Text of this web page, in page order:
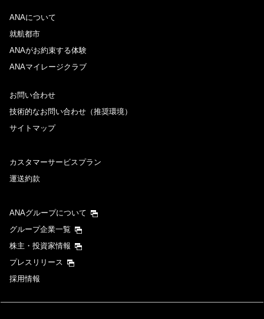
ANAについて
就航都市
ANAがお約束する体験
ANAマイレージクラブ
お問い合わせ
技術的なお問い合わせ（推奨環境）
サイトマップ
カスタマーサービスプラン
運送約款
ANAグループについて
グループ企業一覧
株主・投資家情報
プレスリリース
採用情報